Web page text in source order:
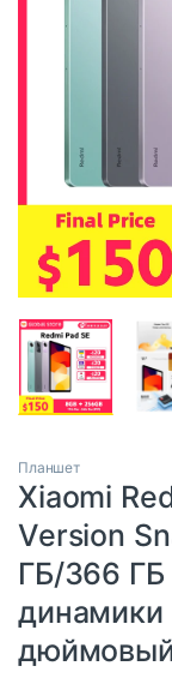
Планшет
Xiaomi
Version
ГБ/366 ГБ
динамики